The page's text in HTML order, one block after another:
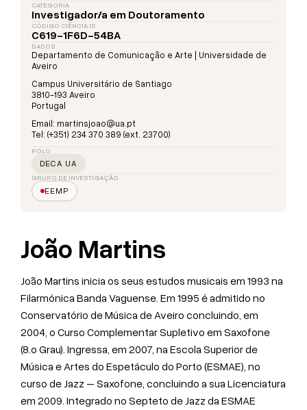
CATEGORIA
Investigador/a em Doutoramento
CÓDIGO CIÊNCIA ID
C619-1F6D-54BA
DADOS
Departamento de Comunicação e Arte | Universidade de
Aveiro
Campus Universitário de Santiago
3810-193 Aveiro
Portugal
Email: martinsjoao@ua.pt
Tel: (+351) 234 370 389 (ext. 23700)
POLO
DECA UA
GRUPO DE INVESTIGAÇÃO
EEMP
João Martins
João Martins inicia os seus estudos musicais em 1993 na
Filarmónica Banda Vaguense. Em 1995 é admitido no
Conservatório de Música de Aveiro concluindo, em
2004, o Curso Complementar Supletivo em Saxofone
(8.o Grau). Ingressa, em 2007, na Escola Superior de
Música e Artes do Espetáculo do Porto (ESMAE), no
curso de Jazz – Saxofone, concluindo a sua Licenciatura
em 2009. Integrado no Septeto de Jazz da ESMAE